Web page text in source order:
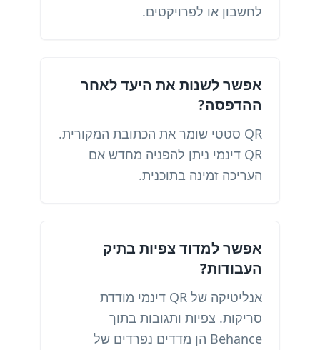
לחשבון או לפרויקטים.
אפשר לשנות את היעד לאחר
ההדפסה?
QR סטטי שומר את הכתובת המקורית.
QR דינמי ניתן להפניה מחדש אם
העריכה זמינה בתוכנית.
אפשר למדוד צפיות בתיק
העבודות?
אנליטיקה של QR דינמי מודדת
סריקות. צפיות ותגובות בתוך
Behance הן מדדים נפרדים של